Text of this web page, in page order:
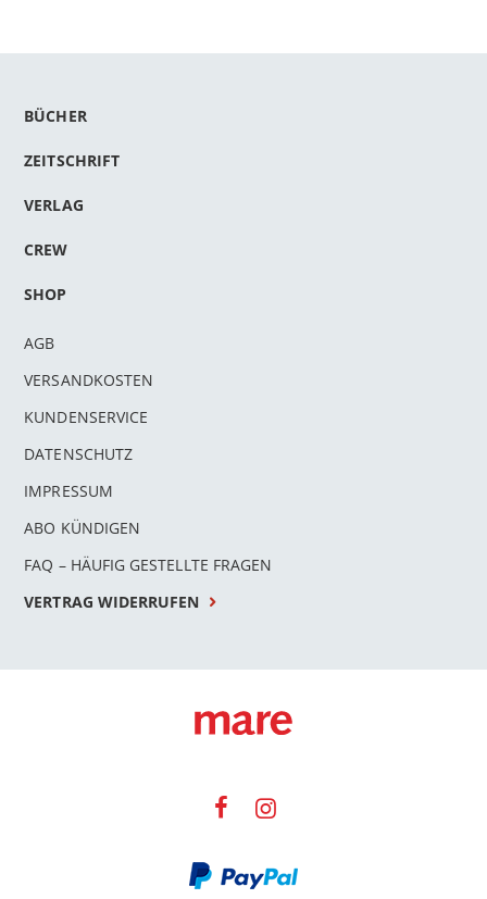
BÜCHER
ZEITSCHRIFT
VERLAG
CREW
SHOP
AGB
VERSANDKOSTEN
KUNDENSERVICE
DATENSCHUTZ
IMPRESSUM
ABO KÜNDIGEN
FAQ – HÄUFIG GESTELLTE FRAGEN
VERTRAG WIDERRUFEN